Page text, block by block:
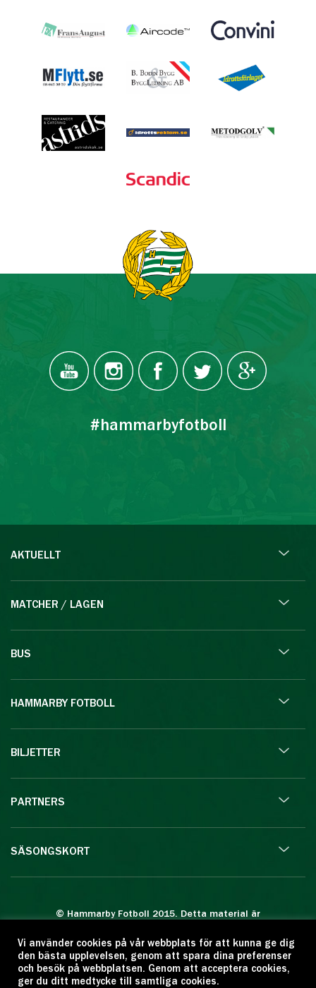
#hammarbyfotboll
AKTUELLT
MATCHER / LAGEN
BUS
HAMMARBY FOTBOLL
BILJETTER
PARTNERS
SÄSONGSKORT
© Hammarby Fotboll 2015. Detta material är
Eftertryck eller annan kopiering är förbjuden.
Citera oss gärna men ange källan:
www.hammarbyfotboll.se. Ansvarig utgivare:
Vi använder cookies på vår webbplats för att kunna ge dig
den bästa upplevelsen, genom att spara dina preferenser
och besök på webbplatsen. Genom att acceptera cookies,
ger du ditt medtycke till samtliga cookies.